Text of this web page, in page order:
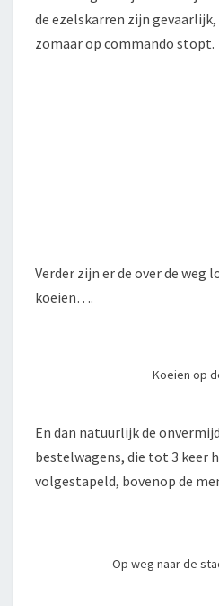
de ezelskarren zijn
zomaar op commando stopt.
Verder zijn er de over de weg
koeien….
Koeien op
En dan natuurlijk de
bestelwagens, die tot 3 keer
volgestapeld, bovenop de
Op weg naar de